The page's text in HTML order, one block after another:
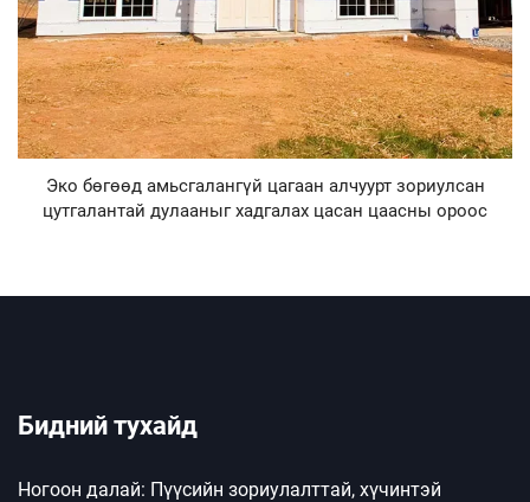
Эко бөгөөд амьсгалангүй цагаан алчуурт зориулсан
цутгалантай дулааныг хадгалах цасан цаасны ороос
Бидний тухайд
Ногоон далай: Пүүсийн зориулалттай, хүчинтэй